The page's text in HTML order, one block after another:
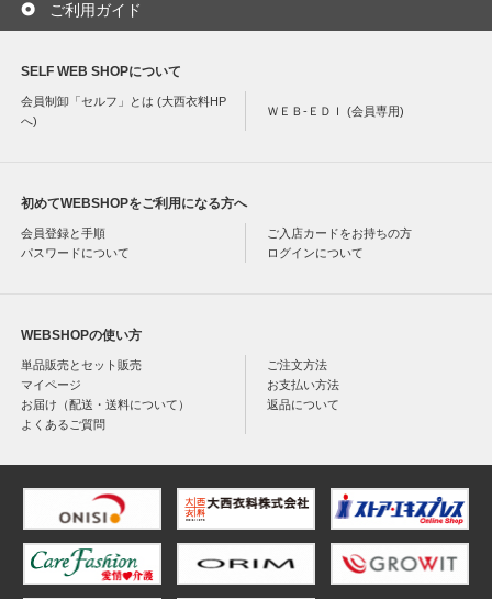
ご利用ガイド
SELF WEB SHOPについて
会員制卸「セルフ」とは (大西衣料HP
へ)
ＷＥＢ-ＥＤＩ (会員専用)
初めてWEBSHOPをご利用になる方へ
会員登録と手順
ご入店カードをお持ちの方
パスワードについて
ログインについて
WEBSHOPの使い方
単品販売とセット販売
ご注文方法
マイページ
お支払い方法
お届け（配送・送料について）
返品について
よくあるご質問